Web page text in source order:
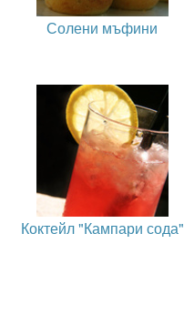
Солени мъфини
Коктейл "Кампари сода"